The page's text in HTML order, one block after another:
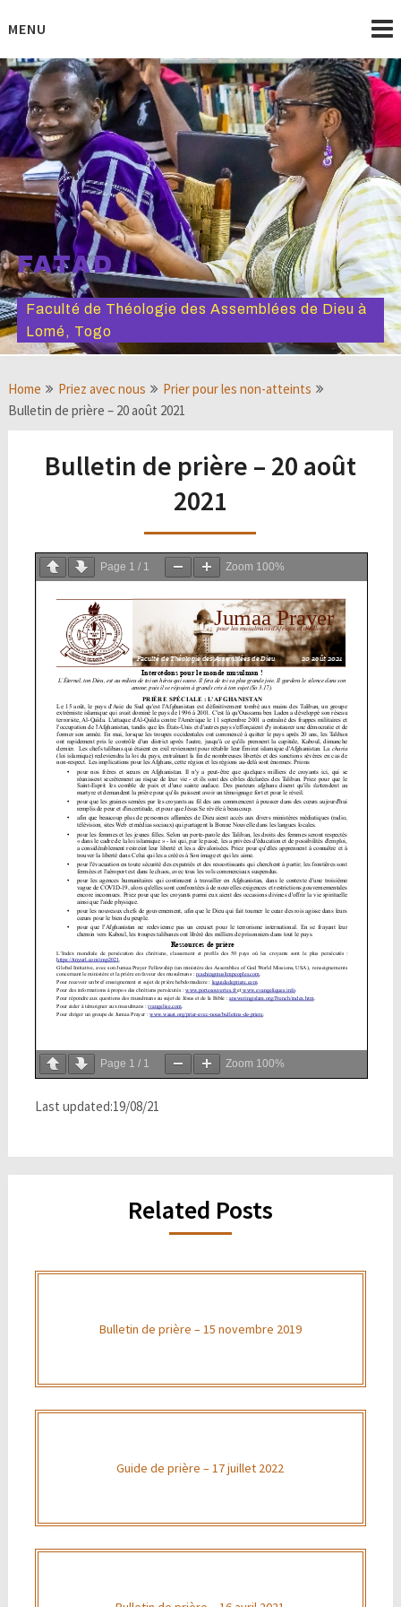
toMENU
FATAD
Faculté de Théologie des Assemblées de Dieu à
Lomé, Togo
Home Priez avec nous
Prier pour les non-atteints
Bulletin de prière – 20 août 2021
Bulletin de prière – 20 août
2021
Page 1 / 1 Zoom 100%
Page 1 / 1 Zoom 100%
Last updated:19/08/21
Related Posts
Bulletin de prière – 15 novembre 2019
Guide de prière – 17 juillet 2022